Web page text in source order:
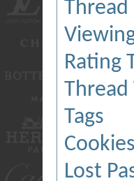
Thread
Rating
Thread
Tags
Cookies
Lost